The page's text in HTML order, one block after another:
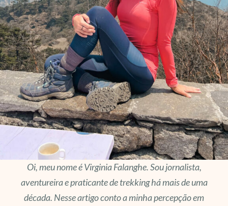
Oi, meu nome é Virginia Falanghe. Sou jornalista,
aventureira e praticante de trekking há mais de uma
década. Nesse artigo conto a minha percepção em